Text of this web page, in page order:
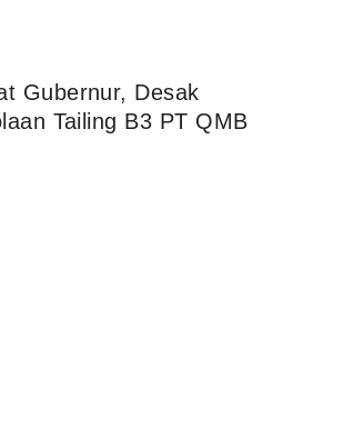
Gubernur, Desak
Tailing B3 PT QMB